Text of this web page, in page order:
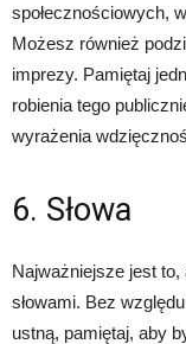
społecznościowych,
Możesz również
imprezy. Pamiętaj
robienia tego
wyrażenia
6. Słowa
Najważniejsze jest
słowami. Bez
ustną, pamiętaj, aby